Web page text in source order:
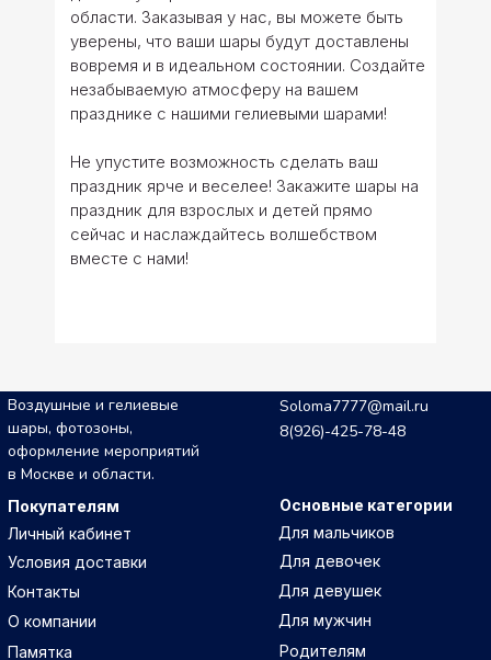
области. Заказывая у нас, вы можете быть
уверены, что ваши шары будут доставлены
вовремя и в идеальном состоянии. Создайте
незабываемую атмосферу на вашем
празднике с нашими гелиевыми шарами!
Не упустите возможность сделать ваш
праздник ярче и веселее! Закажите шары на
праздник для взрослых и детей прямо
сейчас и наслаждайтесь волшебством
вместе с нами!
Soloma7777@mail.ru
Воздушные и гелиевые
шары, фотозоны,
оформление мероприятий
в Москве и области.
8(926)-425-78-48
Основные категории
Родителям
Для мужчин
Для девушек
Для мальчиков
Для девочек
Покупателям
Памятка
О компании
Контакты
Личный кабинет
Условия доставки